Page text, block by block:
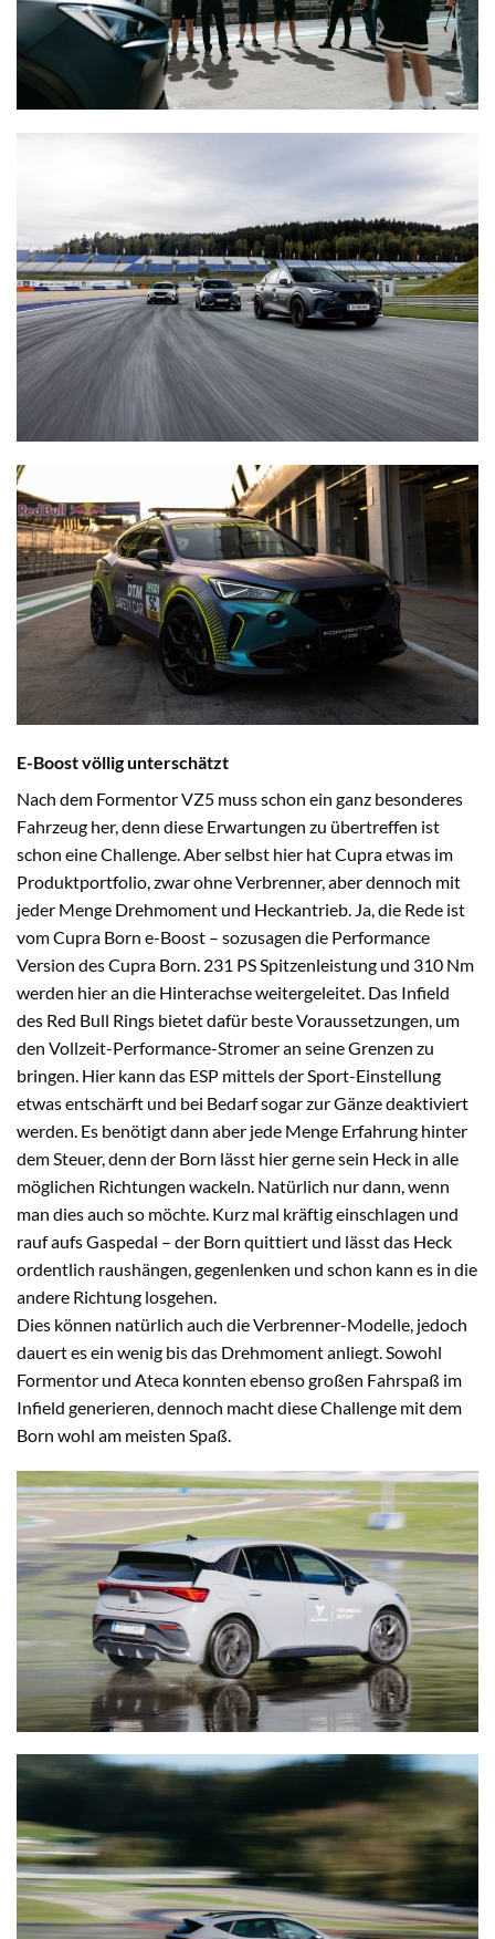
E-Boost völlig unterschätzt
Nach dem Formentor VZ5 muss schon ein ganz besonderes
Fahrzeug her, denn diese Erwartungen zu übertreffen ist
schon eine Challenge. Aber selbst hier hat Cupra etwas im
Produktportfolio, zwar ohne Verbrenner, aber dennoch mit
jeder Menge Drehmoment und Heckantrieb. Ja, die Rede ist
vom Cupra Born e-Boost – sozusagen die Performance
Version des Cupra Born. 231 PS Spitzenleistung und 310 Nm
werden hier an die Hinterachse weitergeleitet. Das Infield
des Red Bull Rings bietet dafür beste Voraussetzungen, um
den Vollzeit-Performance-Stromer an seine Grenzen zu
bringen. Hier kann das ESP mittels der Sport-Einstellung
etwas entschärft und bei Bedarf sogar zur Gänze deaktiviert
werden. Es benötigt dann aber jede Menge Erfahrung hinter
dem Steuer, denn der Born lässt hier gerne sein Heck in alle
möglichen Richtungen wackeln. Natürlich nur dann, wenn
man dies auch so möchte. Kurz mal kräftig einschlagen und
rauf aufs Gaspedal – der Born quittiert und lässt das Heck
ordentlich raushängen, gegenlenken und schon kann es in die
andere Richtung losgehen.
Dies können natürlich auch die Verbrenner-Modelle, jedoch
dauert es ein wenig bis das Drehmoment anliegt. Sowohl
Formentor und Ateca konnten ebenso großen Fahrspaß im
Infield generieren, dennoch macht diese Challenge mit dem
Born wohl am meisten Spaß.